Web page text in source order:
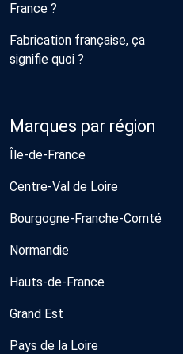
France ?
Fabrication française, ça
signifie quoi ?
Marques par région
Île-de-France
Centre-Val de Loire
Bourgogne-Franche-Comté
Normandie
Hauts-de-France
Grand Est
Pays de la Loire